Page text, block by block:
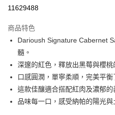
11629488
商品特色
Darioush Signature Cabernet
髓。
深邃的紅色，釋放出黑莓與櫻桃
口感圓潤，單寧柔順，完美平衡
這款佳釀適合搭配紅肉及濃郁的
品味每一口，感受納帕的陽光與